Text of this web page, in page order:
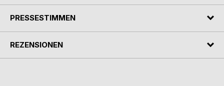
PRESSESTIMMEN
REZENSIONEN